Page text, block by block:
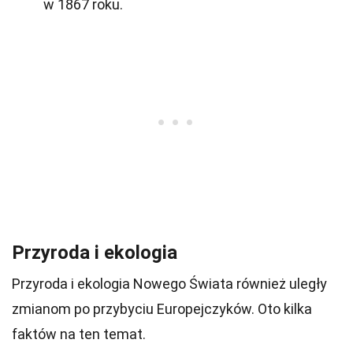
w 1867 roku.
Przyroda i ekologia
Przyroda i ekologia Nowego Świata również uległy
zmianom po przybyciu Europejczyków. Oto kilka
faktów na ten temat.